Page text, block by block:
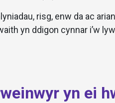
risg, enw da ac
yn ddigon cynnar i’w
yn ei